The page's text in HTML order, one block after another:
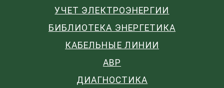
УЧЕТ ЭЛЕКТРОЭНЕРГИИ
БИБЛИОТЕКА ЭНЕРГЕТИКА
КАБЕЛЬНЫЕ ЛИНИИ
АВР
ДИАГНОСТИКА